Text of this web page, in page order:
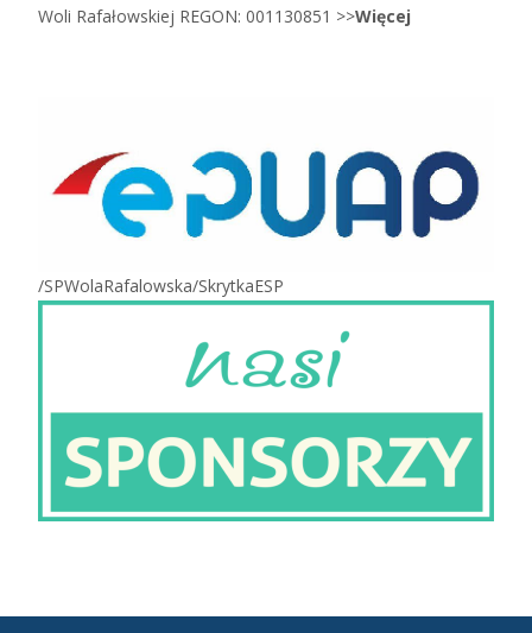
Woli Rafałowskiej REGON: 001130851 >>Więcej
/SPWolaRafalowska/SkrytkaESP